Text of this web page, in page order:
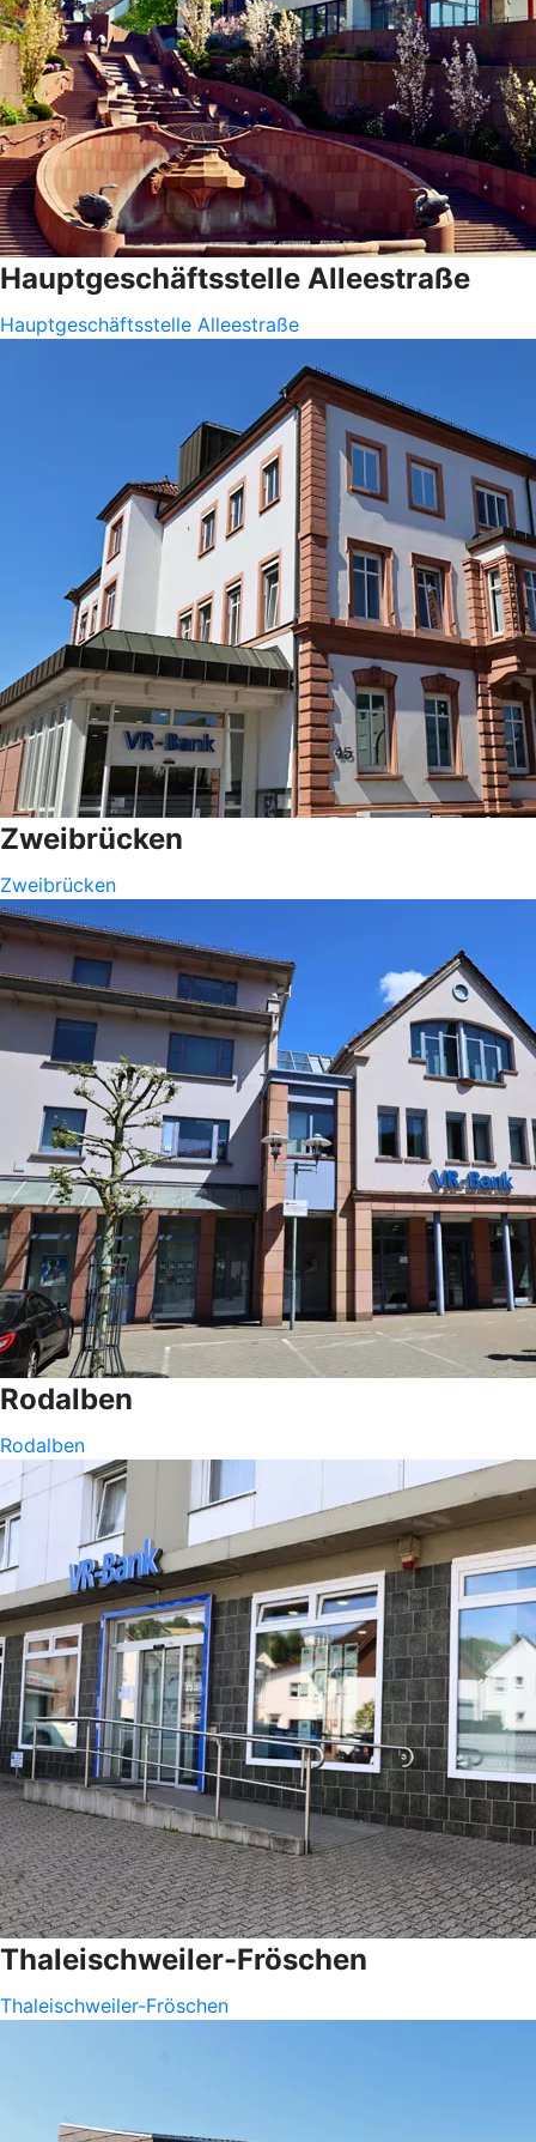
Hauptgeschäftsstelle Alleestraße
Hauptgeschäftsstelle Alleestraße
Zweibrücken
Zweibrücken
Rodalben
Rodalben
Thaleischweiler-Fröschen
Thaleischweiler-Fröschen